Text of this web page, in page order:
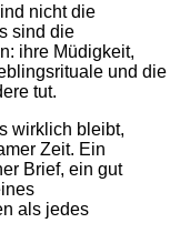
nicht die
sind die
ihre Müdigkeit,
und die
tut.
wirklich bleibt,
Zeit. Ein
Brief, ein gut
als jedes